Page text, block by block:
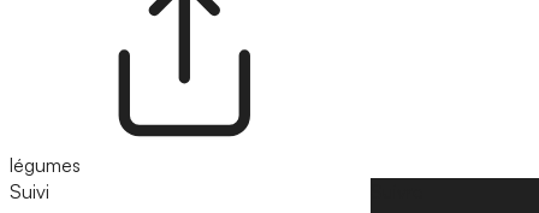
légumes
Suivi